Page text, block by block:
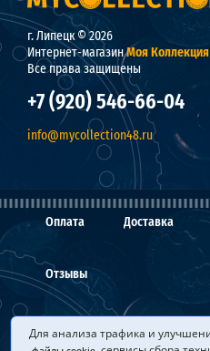
г. Липецк © 2026
Интернет-магазинМоя Коллекция
Все права защищены
+7 (920) 546-66-04
info@mycollection48.ru
Оплата Доставка
Отзывы
Мы покупаем
Для анализа трафика и